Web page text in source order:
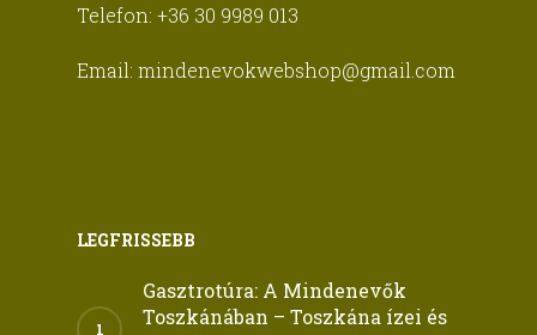
Telefon: +36 30 9989 013
Email: mindenevokwebshop@gmail.com
LEGFRISSEBB
Gasztrotúra: A Mindenevők
Toszkánában – Toszkána ízei és